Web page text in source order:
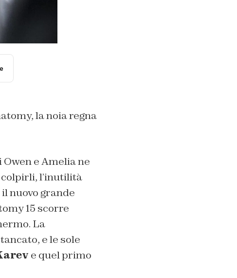
la noia regna
e Amelia ne
colpirli, l’inutilità
nuovo grande
15 scorre
La
e le sole
e quel primo